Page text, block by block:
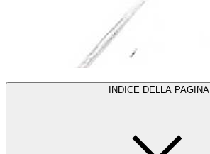
INDICE DELLA PAGINA